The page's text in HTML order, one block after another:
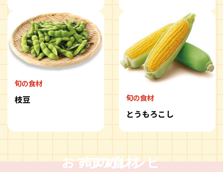
旬の食材
枝豆 旬の食材
とうもろこし
おすすめレシピ
旬の食材